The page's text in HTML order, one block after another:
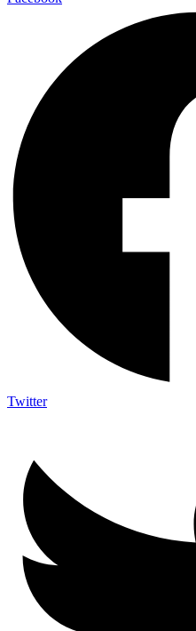
Twitter